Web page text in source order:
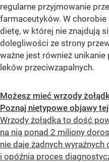
regularne przyjmowanie
farmaceutyków. W
dietę, w której nie znajdują
dolegliwości ze strony
ważne jest również
leków przeciwzapalnych.
Możesz mieć wrzody
Poznaj nietypowe objawy
Wrzody żołądka to dość
na nią ponad 2 miliony
nie daje żadnych
i opóźnia proces